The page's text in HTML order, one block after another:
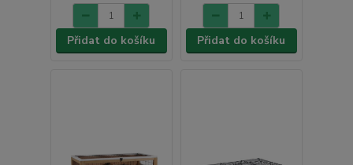
Přidat do košíku Přidat do košíku